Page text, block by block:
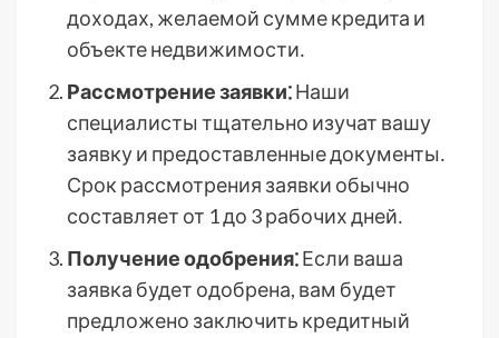
доходах, желаемой сумме кредита и
объекте недвижимости․
Рассмотрение заявки⁚Наши
специалисты тщательно изучат вашу
заявку и предоставленные документы․
Срок рассмотрения заявки обычно
составляет от 1 до 3 рабочих дней․
Получение одобрения⁚Если ваша
заявка будет одобрена, вам будет
предложено заключить кредитный